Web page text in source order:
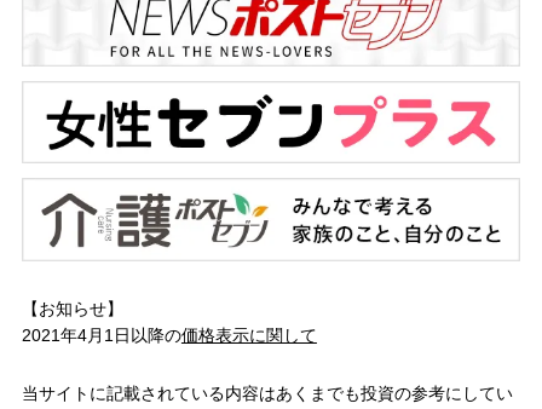
【お知らせ】
2021年4月1日以降の価格表示に関して
当サイトに記載されている内容はあくまでも投資の参考にしてい